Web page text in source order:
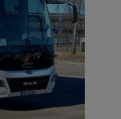
LĪGUMS,